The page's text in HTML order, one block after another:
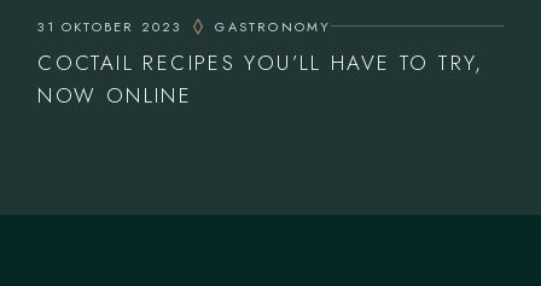
31 OKTOBER 2023 GASTRONOMY
COCTAIL RECIPES YOU’LL HAVE TO TRY,
NOW ONLINE